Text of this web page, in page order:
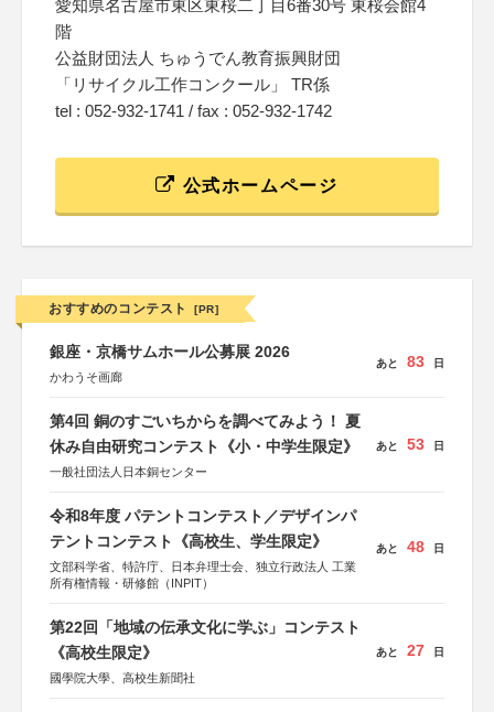
愛知県名古屋市東区東桜二丁目6番30号 東桜会館4
階
公益財団法人 ちゅうでん教育振興財団
「リサイクル工作コンクール」 TR係
tel : 052-932-1741 / fax : 052-932-1742
公式ホームページ
おすすめのコンテスト [PR]
銀座・京橋サムホール公募展 2026
かわうそ画廊
あと 83 日
第4回 銅のすごいちからを調べてみよう！ 夏
休み自由研究コンテスト《小・中学生限定》
一般社団法人日本銅センター
あと 53 日
令和8年度 パテントコンテスト／デザインパ
テントコンテスト《高校生、学生限定》
文部科学省、特許庁、日本弁理士会、独立行政法人 工業
所有権情報・研修館（INPIT）
あと 48 日
第22回「地域の伝承文化に学ぶ」コンテスト
《高校生限定》
國學院大學、高校生新聞社
あと 27 日